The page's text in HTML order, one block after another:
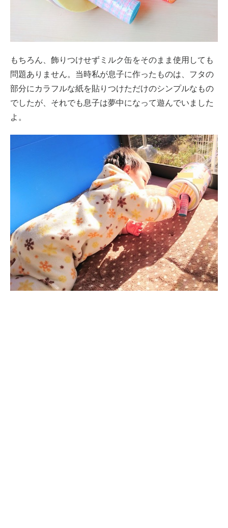
もちろん、飾りつけせずミルク缶をそのまま使用しても
問題ありません。当時私が息子に作ったものは、フタの
部分にカラフルな紙を貼りつけただけのシンプルなもの
でしたが、それでも息子は夢中になって遊んでいました
よ。